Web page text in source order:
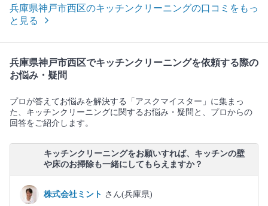
兵庫県神戸市西区のキッチンクリーニングの口コミをもっ
と見る
兵庫県神戸市西区でキッチンクリーニングを依頼する際の
お悩み・疑問
プロが答えてお悩みを解決する「アスクマイスター」に集まっ
た、キッチンクリーニングに関するお悩み・疑問と、プロからの
回答をご紹介します。
キッチンクリーニングをお願いすれば、キッチンの壁
や床のお掃除も一緒にしてもらえますか？
株式会社ミント さん(兵庫県)